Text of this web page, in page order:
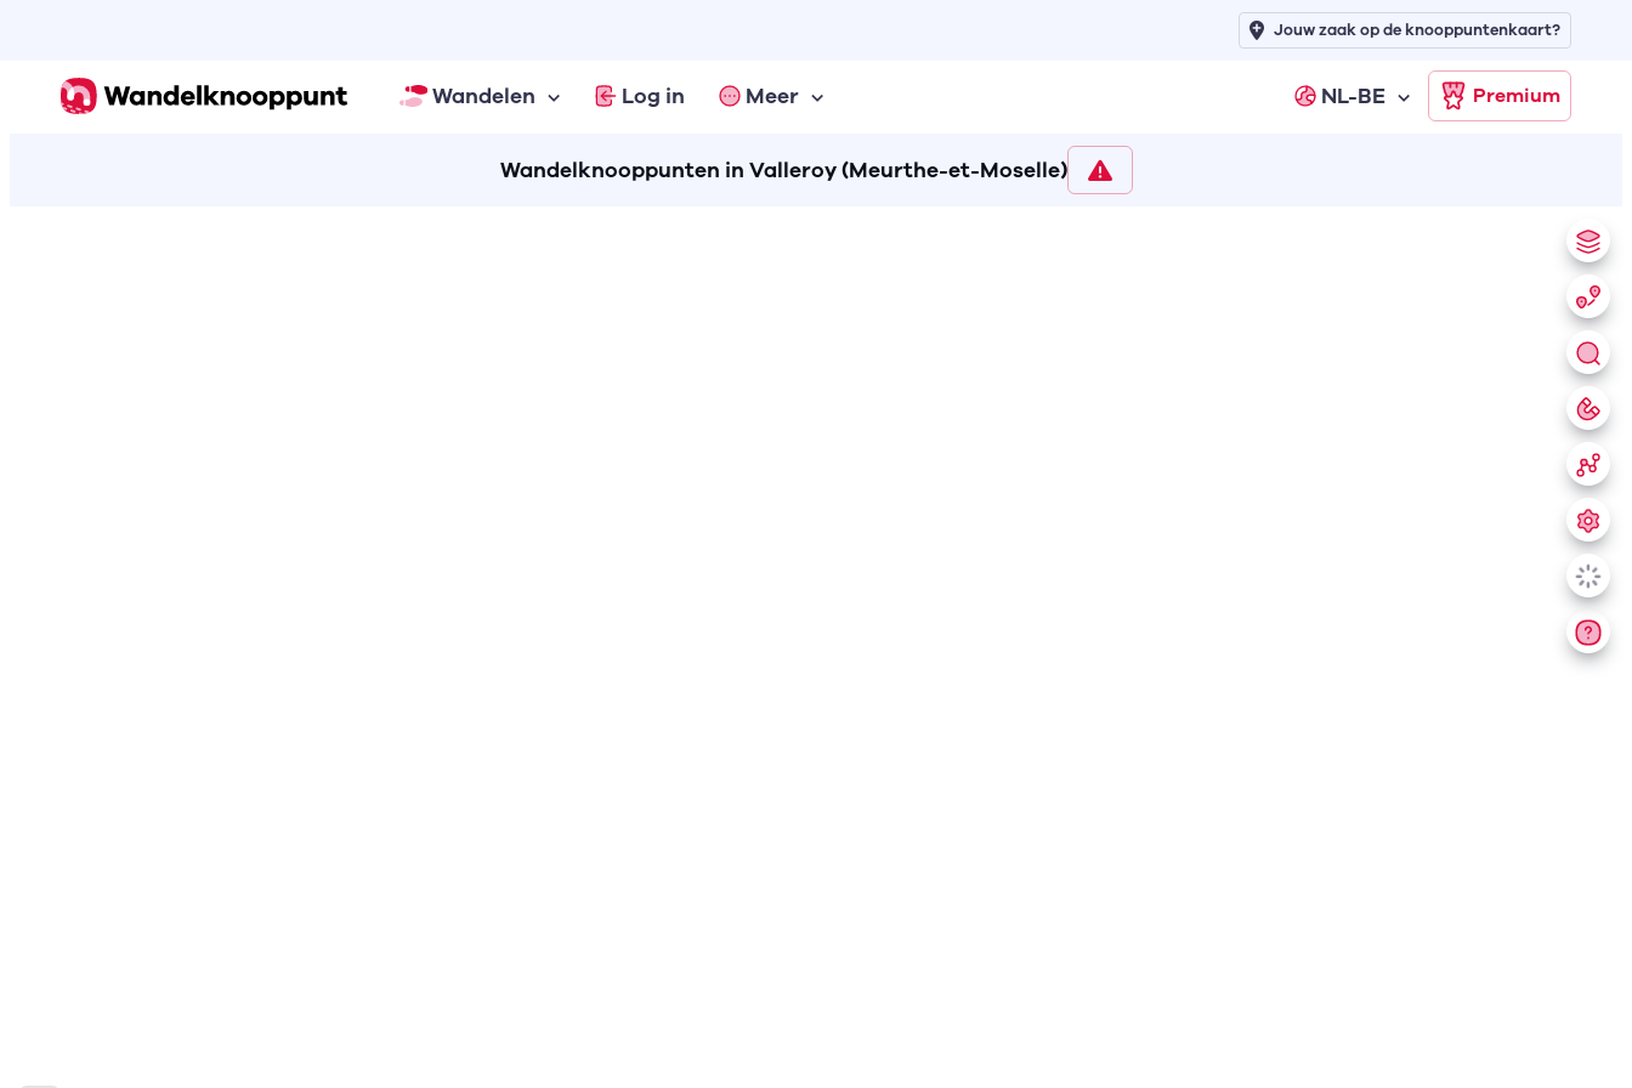
Wandelen Log in Meer NL-BE Premium
Jouw zaak op de knooppuntenkaart?
Wandelknooppunten in Valleroy (Meurthe-et-Moselle)